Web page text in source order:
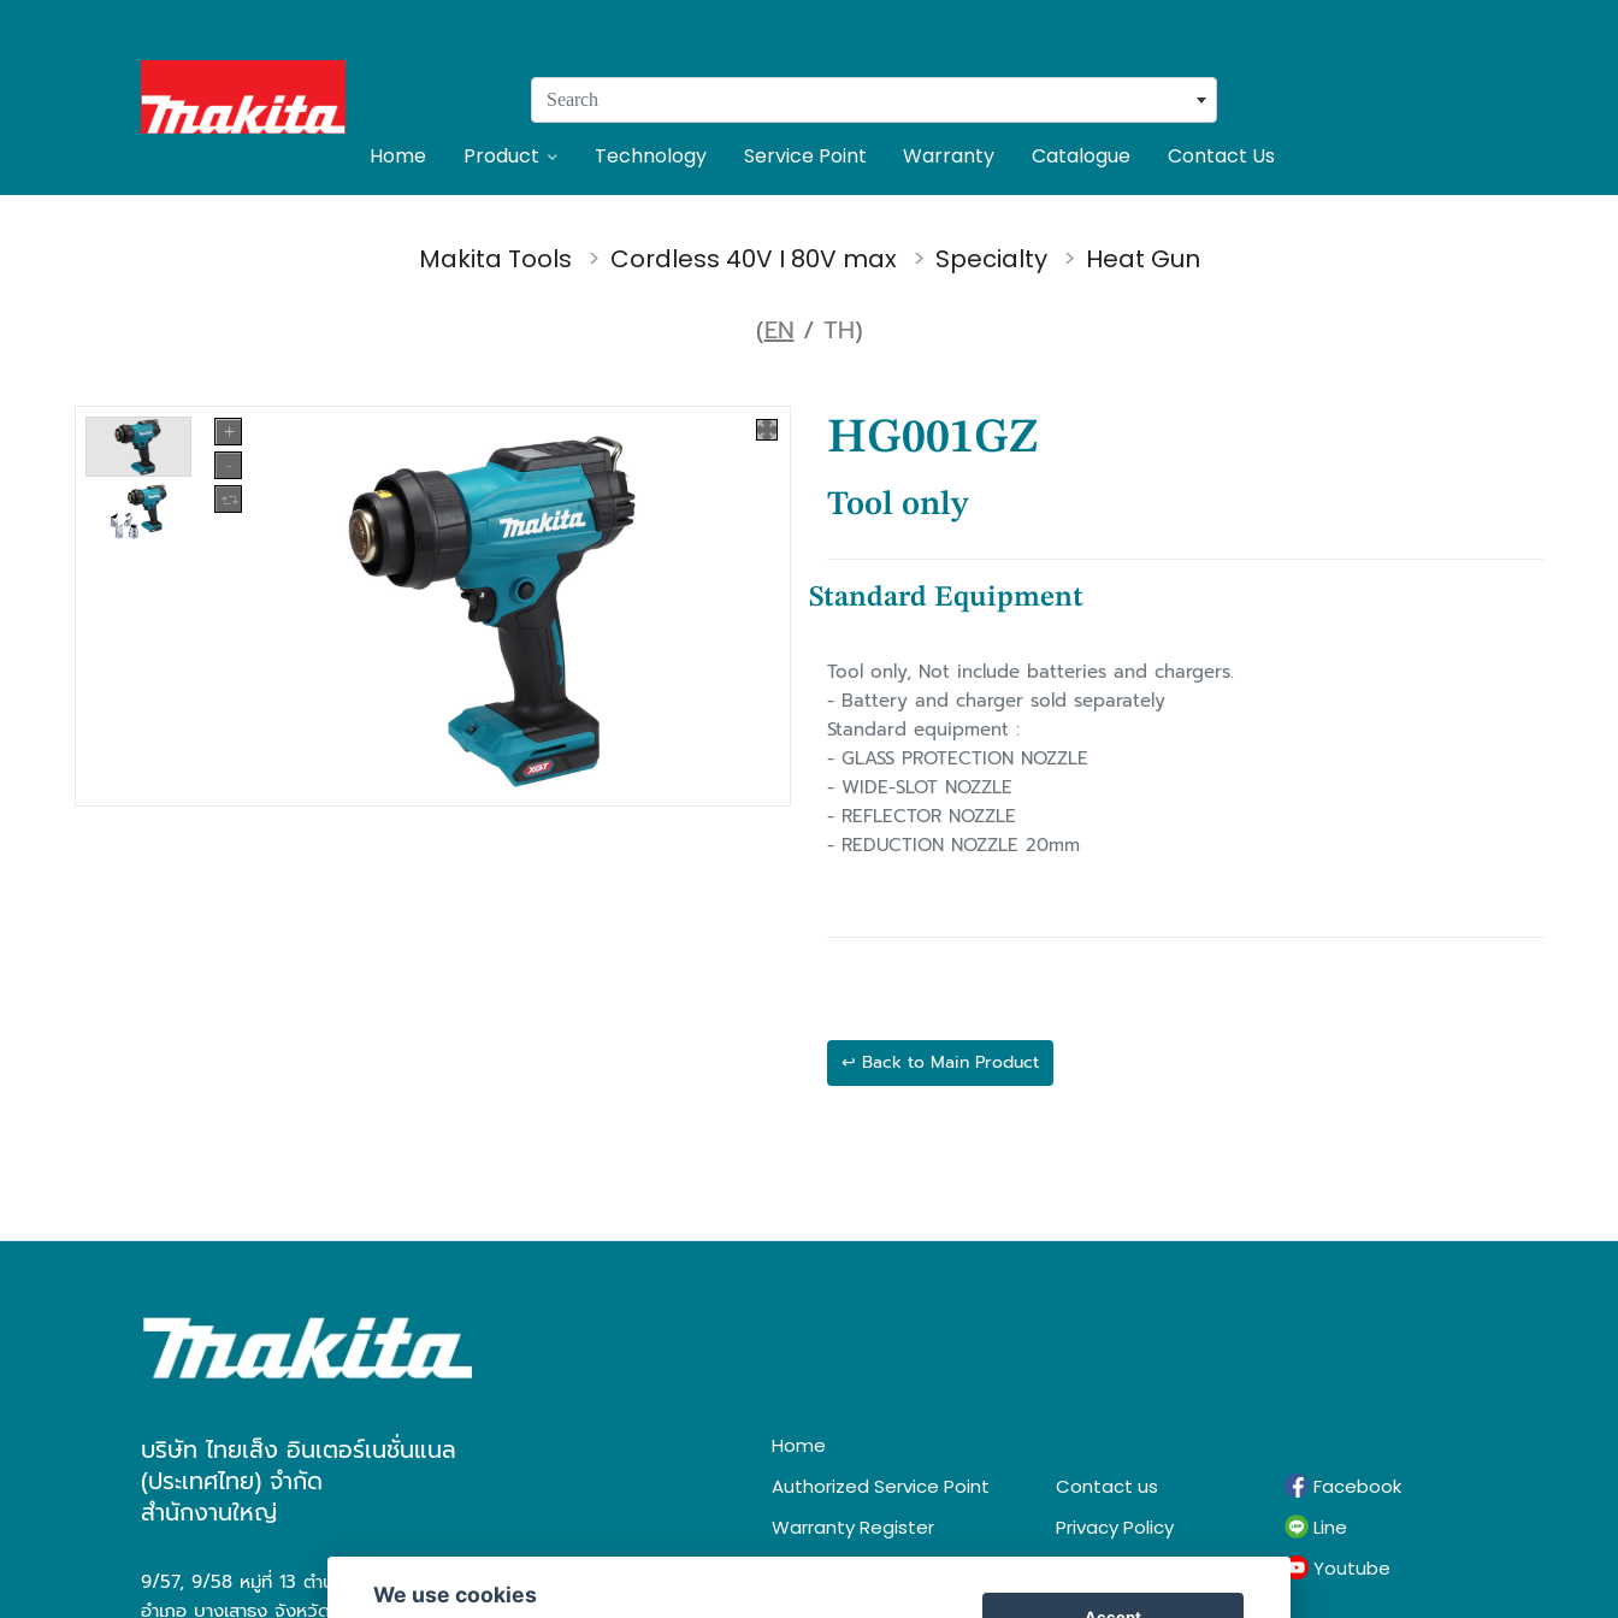
Search
Home Product Technology Service Point Warranty Catalogue Contact Us
Makita Tools Cordless 40V I 80V max Specialty Heat Gun
(EN / TH)
HG001GZ
Tool only
Standard Equipment
Tool only, Not include batteries and chargers.
- Battery and charger sold separately
Standard equipment :
- GLASS PROTECTION NOZZLE
- WIDE-SLOT NOZZLE
- REFLECTOR NOZZLE
↩ Back to Main Product
บริษัท ไทยเส็ง อินเตอร์เนชั่นแนล
(ประเทศไทย) จำกัด
สำนักงานใหญ่
9/57, 9/58 หมู่ที่ 13 ตำบล บางเสาธง
อำเภอ บางเสาธง จังหวัด สมุทรปราการ 10570
Home
Authorized Service Point
Warranty Register
Contact us
Privacy Policy
Facebook
Line
Youtube
We use cookies